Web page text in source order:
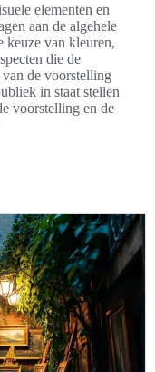
elementen en
aan de algehele
keuze van kleuren,
die de
van de voorstelling
in staat stellen
voorstelling en de